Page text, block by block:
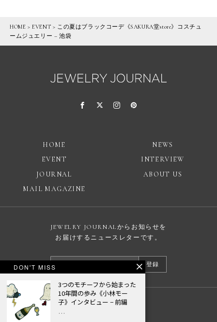
HOME >EVENT > この夏はブラックコーデ《SAKURA堂store》コスチュ
ームジュエリー – 池袋
HOME
NEWS
EVENT
INTERVIEW
JOURNAL
ABOUT US
MAIL MAGAZINE
JEWELRY JOURNALからお知らせを
お届けするニュースレターです。
登録
広告掲載について
DON'T MISS
3つのモチーフから始まった
10年間の歩み《小林モー
子》インタビュー − 前編
…